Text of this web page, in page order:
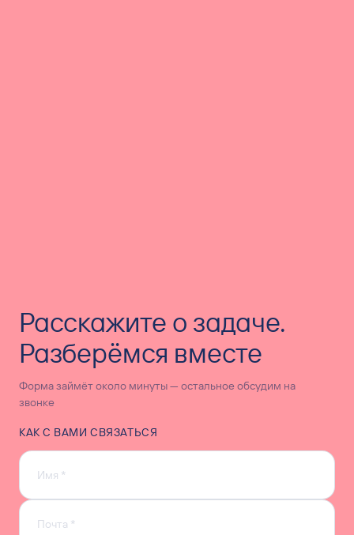
Расскажите о задаче.
Разберёмся вместе
Форма займёт около минуты — остальное обсудим на
звонке
КАК С ВАМИ СВЯЗАТЬСЯ